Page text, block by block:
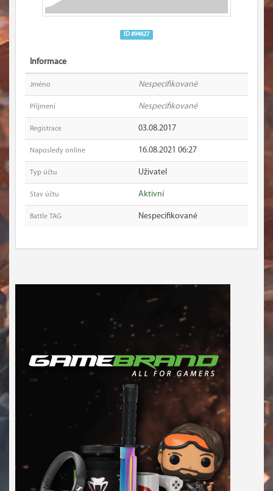
ID #94627
Informace
Jméno Nespecifikované
Příjmení Nespecifikované
Registrace 03.08.2017
Naposledy online 16.08.2021 06:27
Typ účtu Uživatel
Stav účtu Aktivní
Battle TAG Nespecifikované